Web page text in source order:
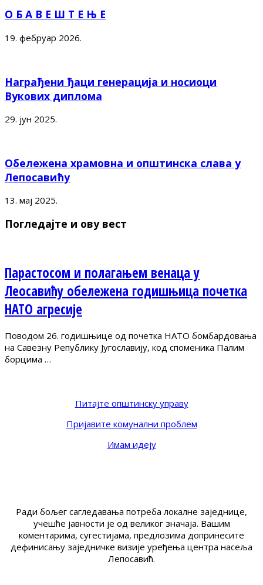
О Б А В Е Ш Т Е Њ Е
19. фебруар 2026.
Награђени ђаци генерација и носиоци
Вукових диплома
29. јун 2025.
Обележена храмовна и општинска слава у
Лепосавићу
13. мај 2025.
Погледајте и ову вест
Парастосом и полагањем венаца у
Леосавићу обележена годишњица почетка
НАТО агресије
Поводом 26. годишњице од почетка НАТО бомбардовања
на Савезну Републику Југославију, код споменика Палим
борцима …
Питајте општинску управу
Пријавите комунални проблем
Имам идеју
Ради бољег сагледавања потреба локалне заједнице,
учешће јавности је од великог значаја. Вашим
коментарима, сугестијама, предлозима допринесите
дефинисању заједничке визије уређења центра насеља
Лепосавић.